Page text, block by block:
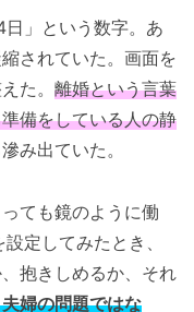
」という数字。あ
されていた。画面を
た。 離婚という言葉
備をしている人の静
み出ていた。
ても鏡のように働
定してみたとき、
抱きしめるか、それ
婦の問題ではな